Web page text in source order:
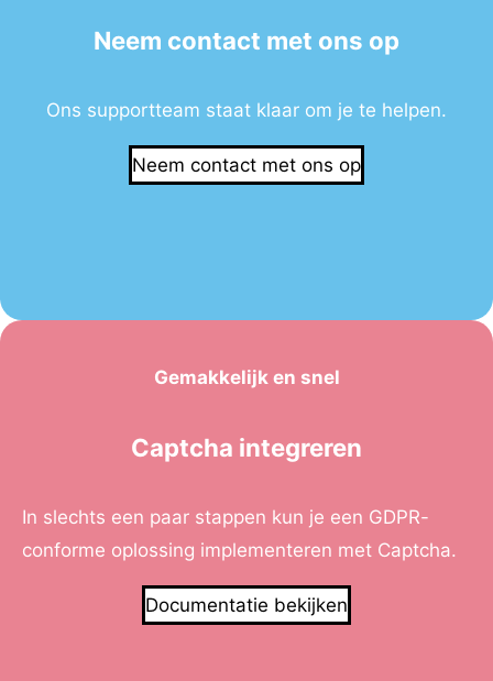
Neem contact met ons op
Ons supportteam staat klaar om je te helpen.
Neem contact met ons op
Gemakkelijk en snel
Captcha integreren
In slechts een paar stappen kun je een GDPR-
conforme oplossing implementeren met Captcha.
Documentatie bekijken